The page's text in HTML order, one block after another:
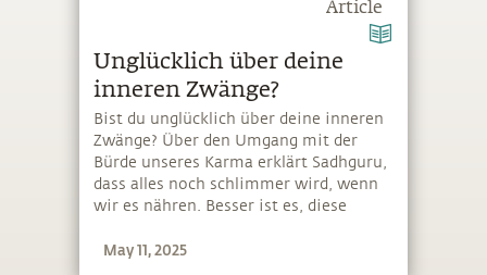
Article
Unglücklich über deine
inneren Zwänge?
Bist du unglücklich über deine inneren
Zwänge? Über den Umgang mit der
Bürde unseres Karma erklärt Sadhguru,
dass alles noch schlimmer wird, wenn
wir es nähren. Besser ist es, diese
aufzubewahren
May 11, 2025